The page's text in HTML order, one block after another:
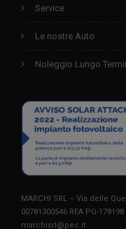
Service
Le nostre Auto
Noleggio Lungo
MARCHI SRL – Via delle
00781300546 REA PG-
marchisrl@pec.it